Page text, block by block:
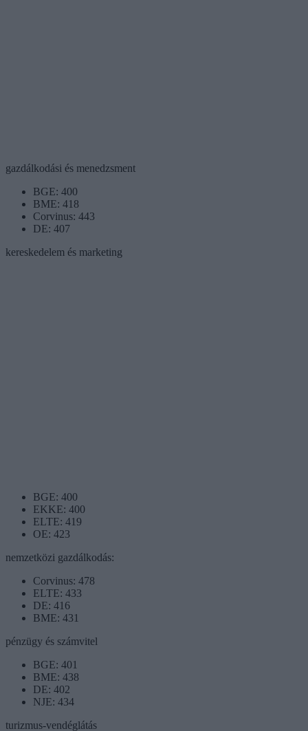
gazdálkodási és menedzsment
BGE: 400
BME: 418
Corvinus: 443
DE: 407
kereskedelem és marketing
BGE: 400
EKKE: 400
ELTE: 419
OE: 423
nemzetközi gazdálkodás:
Corvinus: 478
ELTE: 433
DE: 416
BME: 431
pénzügy és számvitel
BGE: 401
BME: 438
DE: 402
NJE: 434
turizmus-vendéglátás